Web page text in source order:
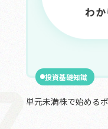
投資基礎知識
単元未満株で始める